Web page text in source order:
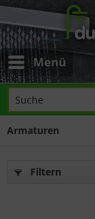
Menü
Armaturen
Filtern